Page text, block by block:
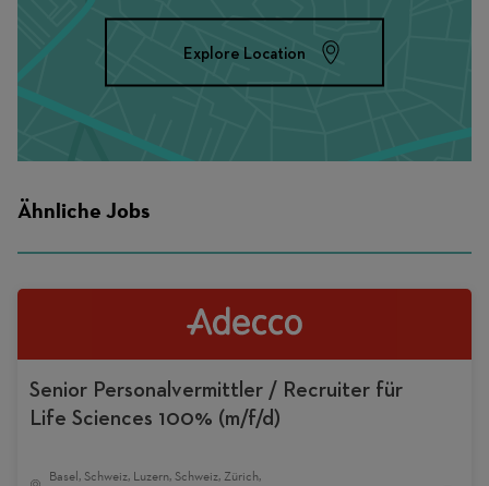
Explore Location
Ähnliche Jobs
Senior Personalvermittler / Recruiter für
Life Sciences 100% (m/f/d)
Basel, Schweiz, Luzern, Schweiz, Zürich,